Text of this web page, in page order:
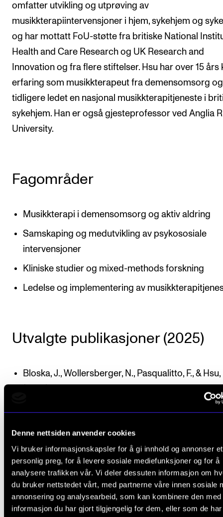
Denne nettsiden anvender cookies
Vi bruker informasjonskapsler for å gi innhold og annonser et
personlig preg, for å levere sosiale mediefunksjoner og for å
analysere trafikken vår. Vi deler dessuten informasjon om
du bruker nettstedet vårt, med partnerne våre innen sosiale
annonsering og analysearbeid, som kan kombinere den med
informasjon du har gjort tilgjengelig for dem, eller som de
For ansatte og studenter
omfatter utvikling og utprøving av
musikkterapiintervensjoner i hjem, sykehjem og
og har mottatt FoU-støtte fra britiske National
Health and Care Research og UK Research and
Innovation og fra flere stiftelser. Hsu har over 15 års
erfaring som musikkterapeut fra demensomsorg
tidligere ledet en nasjonal musikkterapitjeneste i
sykehjem. Han er også gjesteprofessor ved Anglia
University.
Fagområder
Musikkterapi i demensomsorg og aktiv aldring
Samskaping og medutvikling av psykososiale
intervensjoner
Kliniske studier og mixed-methods forskning
Ledelse og implementering av
Utvalgte publikasjoner (2025)
Bloska, J., Wollersberger, N., Pasqualitto, F., & Hsu,
internasjonal undersøkelse av korttidseffekter på
Street, A., Fernie, P., Fachner, J. C., San Vito, P. D. C.,
Farina, N., Hsu, M. H., … & Miranda, E. R. (2025).
Et automatisert hjemmebasert radio-, musikk- og
påminnelsessystem.
Kenny, K., Odell-Miller, H., Kabir, R., & Hsu, M. H.